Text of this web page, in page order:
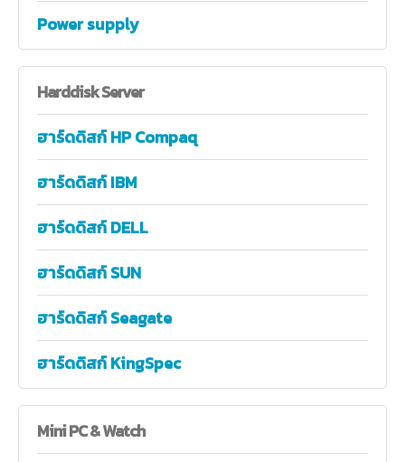
Power supply
HarddiskServer
ฮาร์ดดิสก์ HP Compaq
ฮาร์ดดิสก์ IBM
ฮาร์ดดิสก์ DELL
ฮาร์ดดิสก์ SUN
ฮาร์ดดิสก์ Seagate
ฮาร์ดดิสก์ KingSpec
MiniPC & Watch